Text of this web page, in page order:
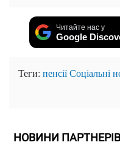
Читайте нас у
Google
Теги: пенсіїСоціальні
НОВИНИ ПАРТНЕРІВ